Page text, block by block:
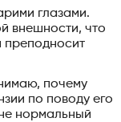
глазами.
внешности, что
преподносит
почему
по поводу его
нормальный